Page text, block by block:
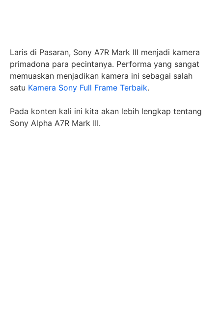
Laris di Pasaran, Sony A7R Mark III menjadi kamera
primadona para pecintanya. Performa yang sangat
memuaskan menjadikan kamera ini sebagai salah
satu Kamera Sony Full Frame Terbaik.
Pada konten kali ini kita akan lebih lengkap tentang
Sony Alpha A7R Mark III.